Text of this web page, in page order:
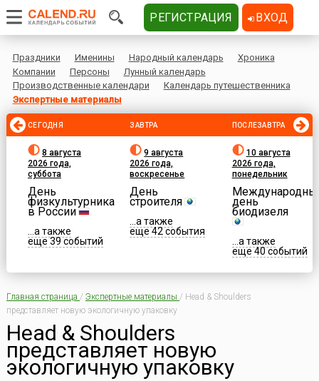
Праздники Именины Народный календарь
Хроника
Компании
Персоны
Лунный календарь
Производственные календари
Календарь путешественника
Экспертные материалы
СЕГОДНЯ
8 августа
2026 года,
суббота
День
физкультурника
в России
...а также
еще 39 событий
ЗАВТРА
9 августа
2026 года,
воскресенье
День
строителя
...а также
еще 42 события
ПОСЛЕЗАВТРА
10 августа
2026 года,
понедельник
день
биодизеля
...а также
еще 40 событий
Главная страница / Экспертные материалы / Head & Shoulders
представляет новую экологичную упаковку
Head & Shoulders
представляет новую
экологичную упаковку
РЕГИСТРАЦИЯ ВХОД